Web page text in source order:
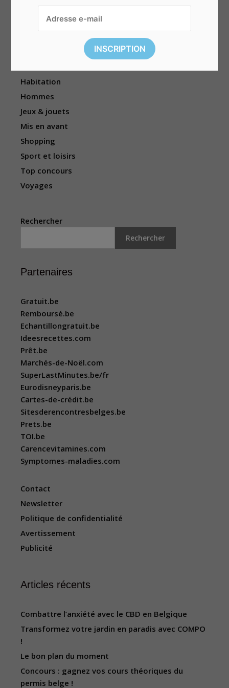
Divers
Électronique
Habitation
Hommes
Jeux & jouets
Mis en avant
Shopping
Sport et loisirs
Top concours
Voyages
Rechercher
Rechercher
Partenaires
Gratuit.be
Remboursé.be
Echantillongratuit.be
Ideesrecettes.com
Prêt.be
Marchés-de-Noël.com
SuperLastMinutes.be/fr
Eurodisneyparis.be
Cartes-de-crédit.be
Sitesderencontresbelges.be
Prets.be
TOI.be
Carencevitamines.com
Symptomes-maladies.com
Contact
Newsletter
Politique de confidentialité
Avertissement
Publicité
Articles récents
Combattre l’anxiété avec le CBD en Belgique
Transformez votre jardin en paradis avec COMPO
!
Le bon plan du moment
Concours : gagnez vos cours théoriques du
permis belge !